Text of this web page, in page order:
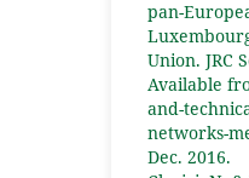
pan-
Union. JRC
Available
and-
networks-
Dec. 2016.